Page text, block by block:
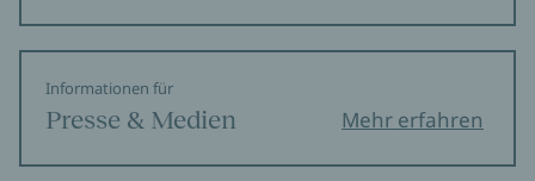
Informationen für
Presse & Medien Mehr erfahren